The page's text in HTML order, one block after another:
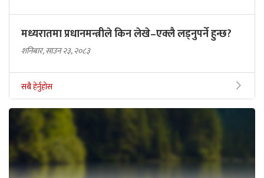
मध्यरातमा प्रधानमन्त्रीले किन लेखे–एक्लै लड्नुपर्ने हुन्छ?
शनिबार, साउन २३, २०८३
सबै हेर्नुहोस